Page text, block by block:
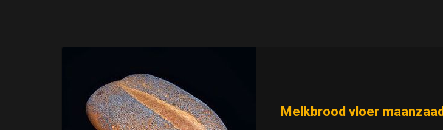
Melkbrood vloer maanzaad